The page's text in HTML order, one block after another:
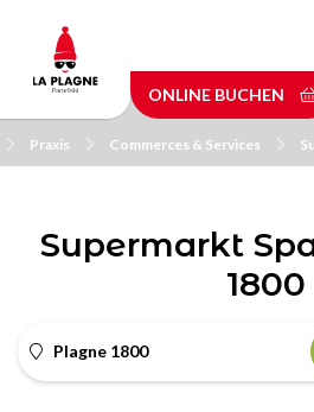
main
content
ONLINE BUCHEN
Praxis Commerces & Services
Supermarkt
1800
Plagne 1800